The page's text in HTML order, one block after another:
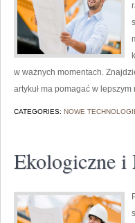
w ważnych momentach.
artykuł ma pomagać w
CATEGORIES: NOWE
Ekologiczne i